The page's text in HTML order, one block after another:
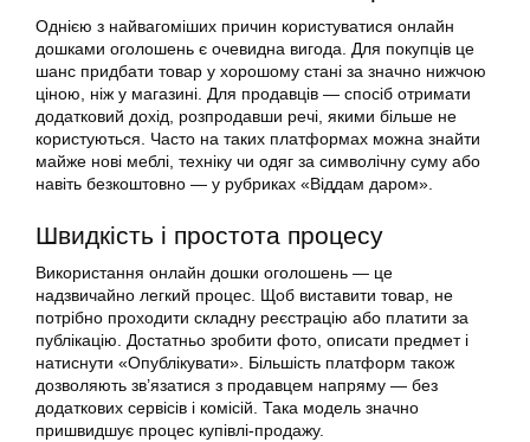
Однією з найвагоміших причин користуватися онлайн
дошками оголошень є очевидна вигода. Для покупців це
шанс придбати товар у хорошому стані за значно нижчою
ціною, ніж у магазині. Для продавців — спосіб отримати
додатковий дохід, розпродавши речі, якими більше не
користуються. Часто на таких платформах можна знайти
майже нові меблі, техніку чи одяг за символічну суму або
навіть безкоштовно — у рубриках «Віддам даром».
Швидкість і простота процесу
Використання онлайн дошки оголошень — це
надзвичайно легкий процес. Щоб виставити товар, не
потрібно проходити складну реєстрацію або платити за
публікацію. Достатньо зробити фото, описати предмет і
натиснути «Опублікувати». Більшість платформ також
дозволяють зв’язатися з продавцем напряму — без
додаткових сервісів і комісій. Така модель значно
пришвидшує процес купівлі-продажу.